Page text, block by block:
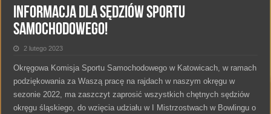
Informacja dla sędziów sportu
samochodowego!
2 lutego 2023
Okręgowa Komisja Sportu Samochodowego w Katowicach, w ramach
podziękowania za Waszą pracę na rajdach w naszym okręgu w
sezonie 2022, ma zaszczyt zaprosić wszystkich chętnych sędziów
okręgu śląskiego, do wzięcia udziału w I Mistrzostwach w Bowlingu o